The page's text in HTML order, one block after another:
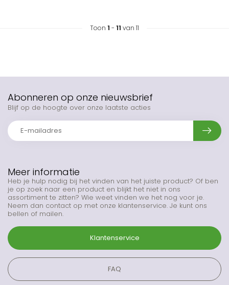
Toon 1 - 11 van 11
Meer informatie
Heb je hulp nodig bij het vinden van het juiste product? Of ben
je op zoek naar een product en blijkt het niet in ons
assortiment te zitten? Wie weet vinden we het nog voor je.
Neem dan contact op met onze klantenservice. Je kunt ons
bellen of mailen.
Klantenservice
FAQ
Abonneren op onze nieuwsbrief
Blijf op de hoogte over onze laatste acties